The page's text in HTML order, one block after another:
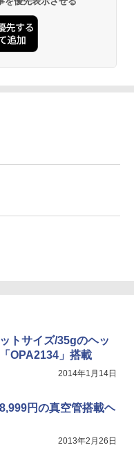
トサイズ/35gのヘッ
OPA2134」搭載
2014年1月14日
円の真空管搭載ヘ
2013年2月26日